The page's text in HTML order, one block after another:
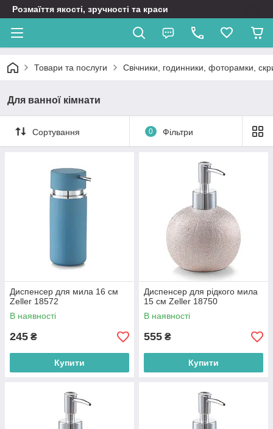
Розмаїття якості, зручності та краси
Товари та послуги Свічники, годинники, фоторамки,
Для ванної кімнати
Сортування 0 Фільтри
Диспенсер для мила 16 см
Zeller 18572
В наявності
245 ₴
Купити
Диспенсер для рідкого мила
15 см Zeller 18750
В наявності
555 ₴
Купити